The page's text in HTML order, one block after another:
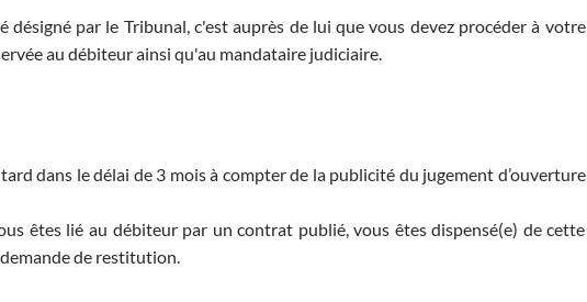
par le Tribunal, c'est auprès de lui que vous devez procéder à votre
au débiteur ainsi qu'au mandataire judiciaire.
dans le délai de 3 mois à compter de la publicité du jugement d’ouverture
êtes lié au débiteur par un contrat publié, vous êtes dispensé(e) de cette
de restitution.